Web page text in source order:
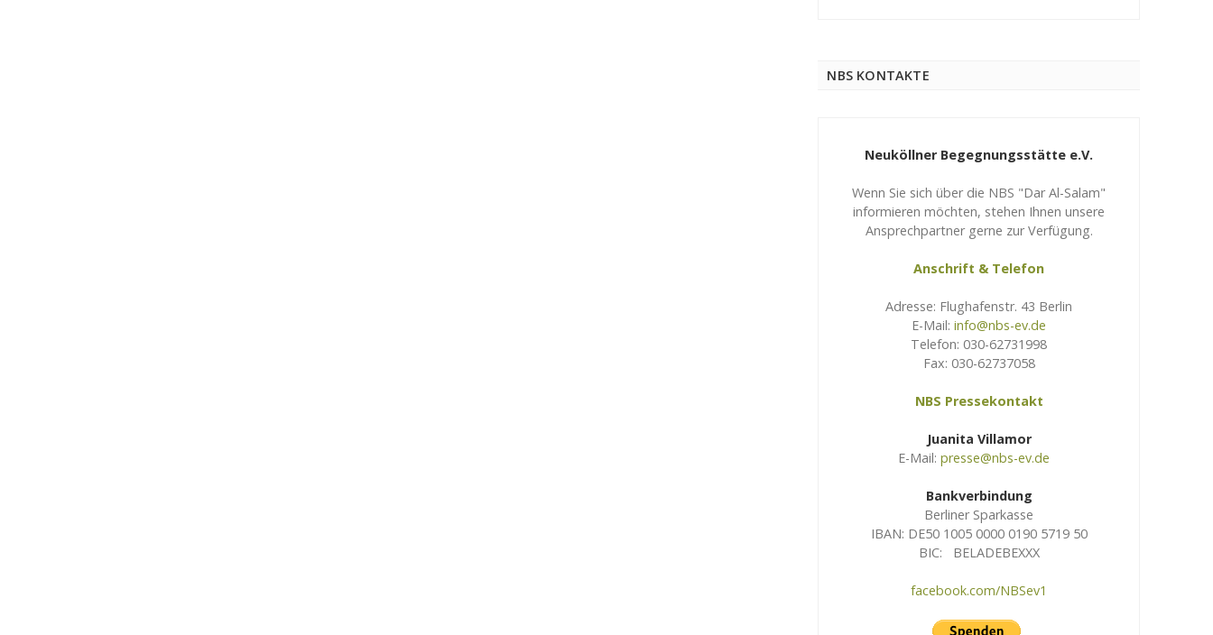
NBS KONTAKTE
Neuköllner Begegnungsstätte e.V.
Wenn Sie sich über die NBS "Dar Al-Salam"
informieren möchten, stehen Ihnen unsere
Ansprechpartner gerne zur Verfügung.
Anschrift & Telefon
Adresse: Flughafenstr. 43 Berlin
E-Mail:info@nbs-ev.de
Telefon: 030-62731998
Fax: 030-62737058
NBS Pressekontakt
Juanita Villamor
E-Mail: presse@nbs-ev.de
Bankverbindung
Berliner Sparkasse
IBAN: DE50 1005 0000 0190 5719 50
BIC: BELADEBEXXX
facebook.com/NBSev1